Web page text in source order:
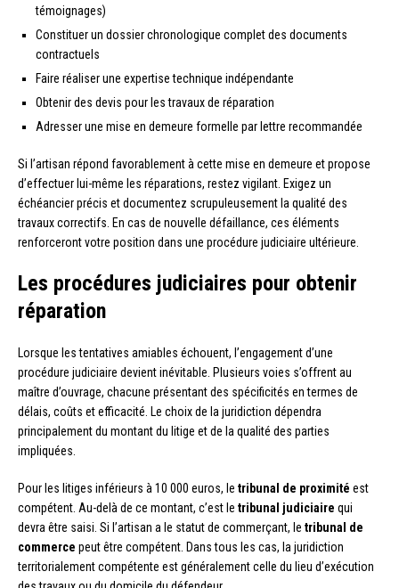
témoignages)
Constituer un dossier chronologique complet des documents
contractuels
Faire réaliser une expertise technique indépendante
Obtenir des devis pour les travaux de réparation
Adresser une mise en demeure formelle par lettre recommandée
Si l’artisan répond favorablement à cette mise en demeure et propose
d’effectuer lui-même les réparations, restez vigilant. Exigez un
échéancier précis et documentez scrupuleusement la qualité des
travaux correctifs. En cas de nouvelle défaillance, ces éléments
renforceront votre position dans une procédure judiciaire ultérieure.
Les procédures judiciaires pour obtenir
réparation
Lorsque les tentatives amiables échouent, l’engagement d’une
procédure judiciaire devient inévitable. Plusieurs voies s’offrent au
maître d’ouvrage, chacune présentant des spécificités en termes de
délais, coûts et efficacité. Le choix de la juridiction dépendra
principalement du montant du litige et de la qualité des parties
impliquées.
Pour les litiges inférieurs à 10 000 euros, le tribunal de proximité est
compétent. Au-delà de ce montant, c’est le tribunal judiciaire qui
devra être saisi. Si l’artisan a le statut de commerçant, le tribunal de
commerce peut être compétent. Dans tous les cas, la juridiction
territorialement compétente est généralement celle du lieu d’exécution